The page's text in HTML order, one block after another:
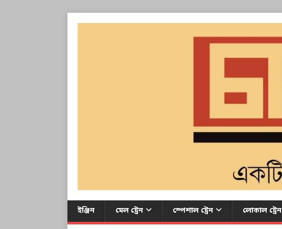
ইঞ্জিন মেল ট্রেন স্পেশাল ট্রেন লোকাল ট্রেন